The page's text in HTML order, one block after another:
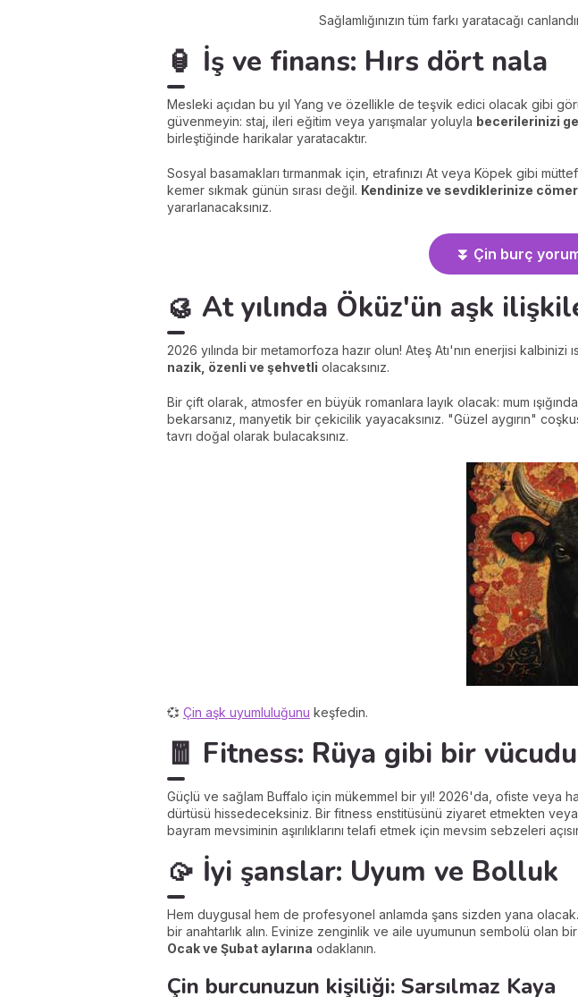
Sağlamlığınızın tüm farkı yaratacağı
🏮 İş ve finans: Hırs dört nala
Mesleki açıdan bu yıl Yang ve özellikle de teşvik edici olacak gibi
güvenmeyin: staj, ileri eğitim veya yarışmalar yoluyla becerilerinizi
birleştiğinde harikalar yaratacaktır.
Sosyal basamakları tırmanmak için, etrafınızı At veya Köpek gibi
kemer sıkmak günün sırası değil. Kendinize ve sevdiklerinize
yararlanacaksınız.
⏬ Çin burç
🥮 At yılında Öküz'ün aşk
2026 yılında bir metamorfoza hazır olun! Ateş Atı'nın enerjisi
nazik, özenli ve şehvetli olacaksınız.
Bir çift olarak, atmosfer en büyük romanlara layık olacak: mum
bekarsanız, manyetik bir çekicilik yayacaksınız. "Güzel aygırın"
tavrı doğal olarak bulacaksınız.
💞 Çin aşk uyumluluğunu keşfedin.
🧧 Fitness: Rüya gibi bir
Güçlü ve sağlam Buffalo için mükemmel bir yıl! 2026'da, ofiste veya
dürtüsü hissedeceksiniz. Bir fitness enstitüsünü ziyaret etmekten
bayram mevsiminin aşırılıklarını telafi etmek için mevsim sebzeleri
🥠 İyi şanslar: Uyum ve Bolluk
Hem duygusal hem de profesyonel anlamda şans sizden yana
bir anahtarlık alın. Evinize zenginlik ve aile uyumunun sembolü olan
Ocak ve Şubat aylarına odaklanın.
Çin burcunuzun kişiliği: Sarsılmaz Kaya